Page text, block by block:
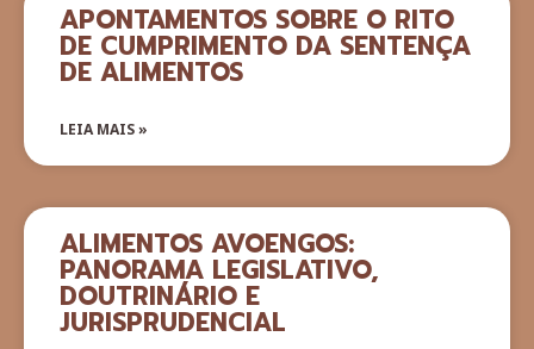
APONTAMENTOS SOBRE O RITO
DE CUMPRIMENTO DA SENTENÇA
DE ALIMENTOS
LEIA MAIS »
ALIMENTOS AVOENGOS:
PANORAMA LEGISLATIVO,
DOUTRINÁRIO E
JURISPRUDENCIAL